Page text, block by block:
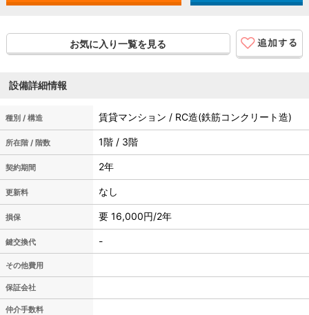
お気に入り一覧を見る
設備詳細情報
種別 / 構造 賃貸マンション / RC造(鉄筋コンクリート造)
所在階 / 階数 1階 / 3階
契約期間 2年
更新料 なし
損保 要 16,000円/2年
鍵交換代 -
その他費用
保証会社
仲介手数料